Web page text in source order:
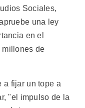
Sociales,
una ley
en el
millones de
a fijar un tope a
"el impulso de la